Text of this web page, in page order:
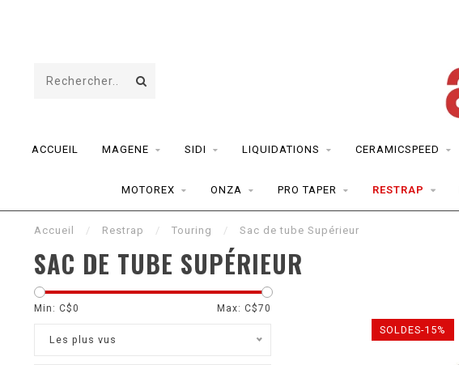
ACCUEIL MAGENE SIDI LIQUIDATIONS CERAMICSPEED
MOTOREX ONZA PRO TAPER RESTRAP
Accueil / Restrap / Touring / Sac de tube Supérieur
SAC DE TUBE SUPÉRIEUR
Min: C$0 Max: C$70
Les plus vus
SOLDES-15%